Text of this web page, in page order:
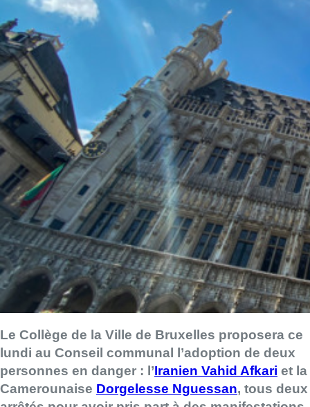
Le Collège de la Ville de Bruxelles proposera ce
lundi au Conseil communal l’adoption de deux
personnes en danger : l’Iranien Vahid Afkari et la
Camerounaise Dorgelesse Nguessan, tous deux